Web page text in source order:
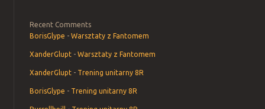
Recent Comments
BorisGlype -Warsztaty z Fantomem
XanderGlupt -Warsztaty z Fantomem
XanderGlupt - Trening unitarny 8R
BorisGlype - Trening unitarny 8R